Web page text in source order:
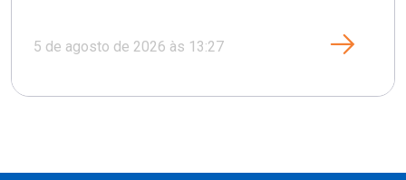
5 de agosto de 2026 às 13:27